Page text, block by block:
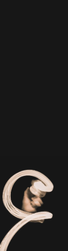
all of you of the
business,
form.
tactics plan.